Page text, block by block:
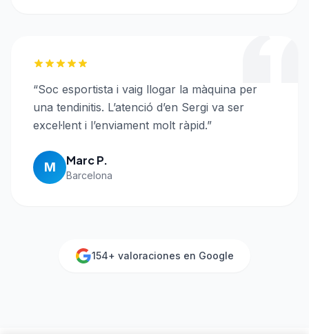
“Soc esportista i vaig llogar la màquina per
una tendinitis. L’atenció d’en Sergi va ser
excel·lent i l’enviament molt ràpid.”
M Marc P.
Barcelona
154+ valoraciones en Google